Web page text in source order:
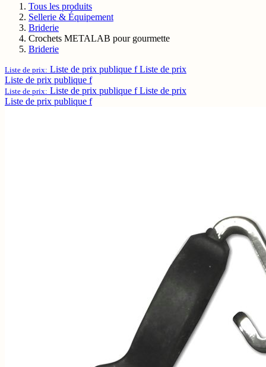
Tous les produits
Sellerie & Équipement
Briderie
Crochets METALAB pour gourmette
Briderie
Liste de prix: Liste de prix publique f Liste de prix
Liste de prix publique f
Liste de prix: Liste de prix publique f Liste de prix
Liste de prix publique f